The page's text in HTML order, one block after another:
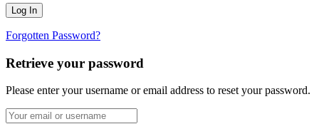
Forgotten Password?
Retrieve your password
Please enter your username or email address to reset your password.